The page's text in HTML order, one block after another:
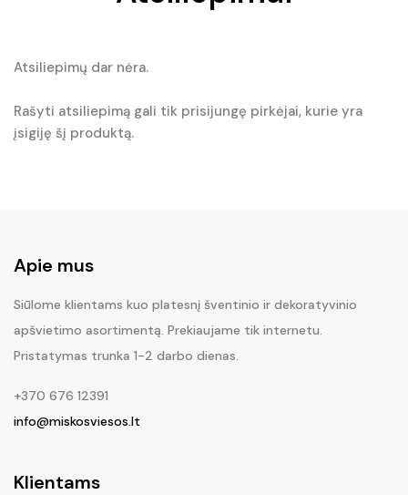
Atsiliepimų dar nėra.
Rašyti atsiliepimą gali tik prisijungę pirkėjai, kurie yra
įsigiję šį produktą.
Apie mus
Siūlome klientams kuo platesnį šventinio ir dekoratyvinio
apšvietimo asortimentą. Prekiaujame tik internetu.
Pristatymas trunka 1-2 darbo dienas.
+370 676 12391
info@miskosviesos.lt
Klientams